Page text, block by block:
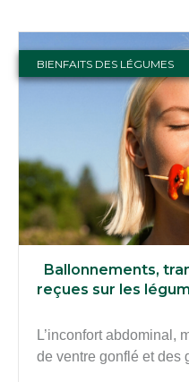
BIENFAITS DES LÉGUMES
Ballonnements,
reçues sur les
L’inconfort abdominal,
de ventre gonflé et des